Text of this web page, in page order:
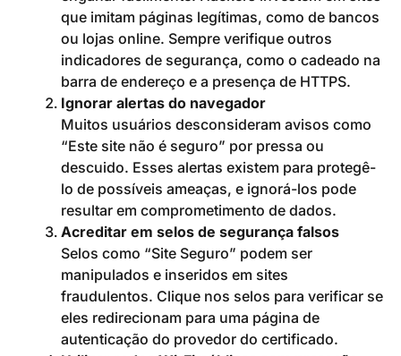
que imitam páginas legítimas, como de bancos
ou lojas online. Sempre verifique outros
indicadores de segurança, como o cadeado na
barra de endereço e a presença de HTTPS.
Ignorar alertas do navegador
Muitos usuários desconsideram avisos como
“Este site não é seguro” por pressa ou
descuido. Esses alertas existem para protegê-
lo de possíveis ameaças, e ignorá-los pode
resultar em comprometimento de dados.
Acreditar em selos de segurança falsos
Selos como “Site Seguro” podem ser
manipulados e inseridos em sites
fraudulentos. Clique nos selos para verificar se
eles redirecionam para uma página de
autenticação do provedor do certificado.